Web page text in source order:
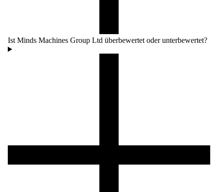
Ist Minds Machines Group Ltd überbewertet oder unterbewertet?